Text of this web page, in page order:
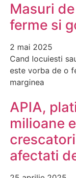
Masuri
ferme si
2 mai 2025
Cand locuiesti
este vorba de o
marginea
APIA,
milioane
afectati